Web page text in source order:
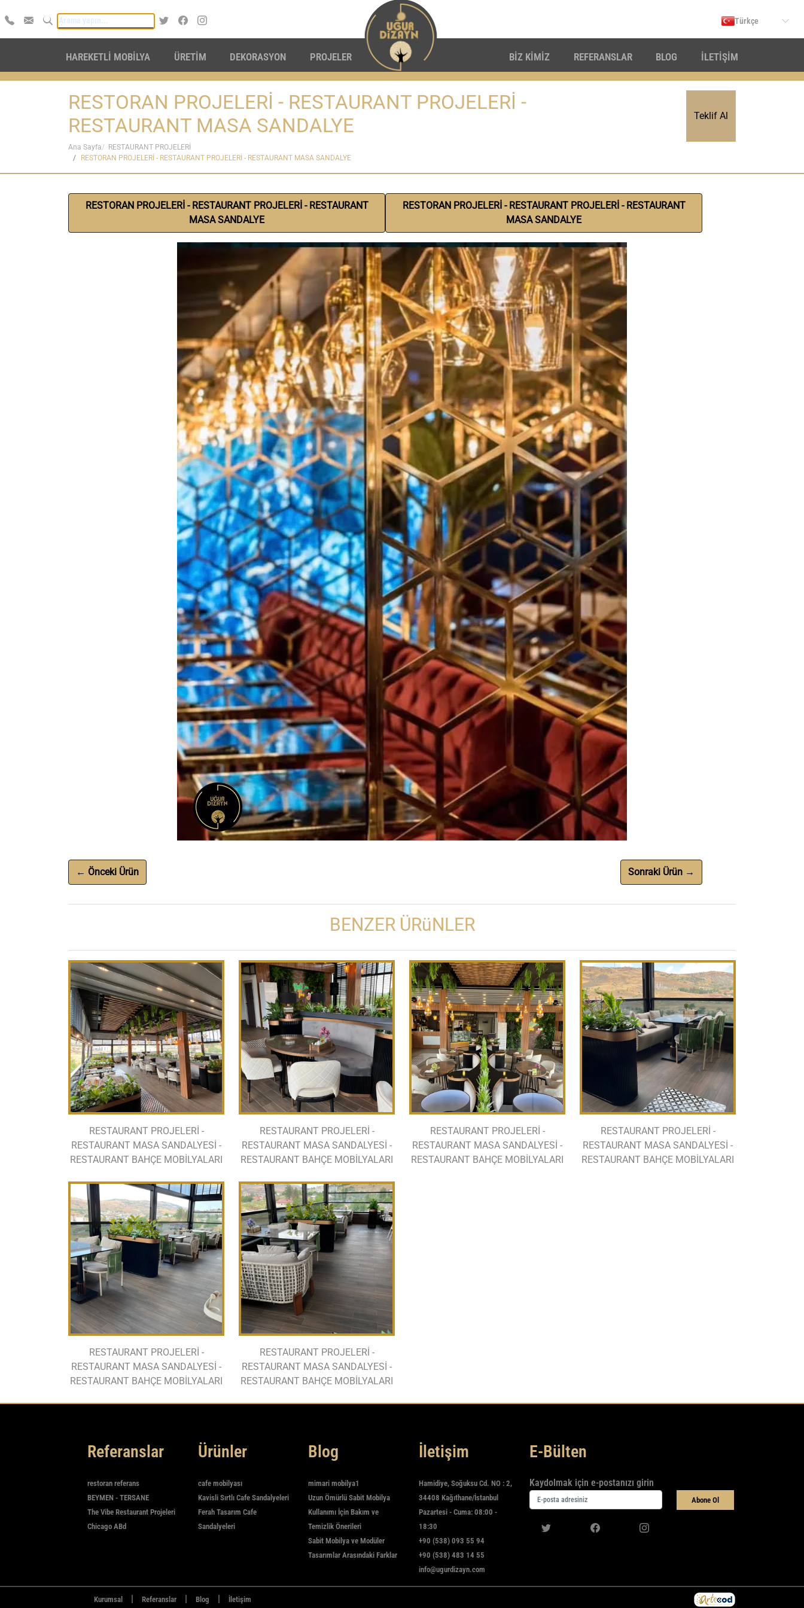
Türkçe
HAREKETLİ MOBİLYA ÜRETİM DEKORASYON PROJELER BİZ KİMİZ REFERANSLAR BLOG İLETİŞİM
RESTORAN PROJELERİ - RESTAURANT PROJELERİ -
RESTAURANT MASA SANDALYE
Teklif Al
Ana Sayfa
RESTAURANT PROJELERİ
RESTORAN PROJELERİ - RESTAURANT PROJELERİ - RESTAURANT MASA SANDALYE
RESTORAN PROJELERİ - RESTAURANT PROJELERİ - RESTAURANT
MASA SANDALYE
RESTORAN PROJELERİ - RESTAURANT PROJELERİ - RESTAURANT
MASA SANDALYE
← Önceki Ürün Sonraki Ürün →
BENZER ÜRüNLER
RESTAURANT PROJELERİ -
RESTAURANT MASA SANDALYESİ -
RESTAURANT BAHÇE MOBİLYALARI
RESTAURANT PROJELERİ -
RESTAURANT MASA SANDALYESİ -
RESTAURANT BAHÇE MOBİLYALARI
RESTAURANT PROJELERİ -
RESTAURANT MASA SANDALYESİ -
RESTAURANT BAHÇE MOBİLYALARI
RESTAURANT PROJELERİ -
RESTAURANT MASA SANDALYESİ -
RESTAURANT BAHÇE MOBİLYALARI
RESTAURANT PROJELERİ -
RESTAURANT MASA SANDALYESİ -
RESTAURANT BAHÇE MOBİLYALARI
RESTAURANT PROJELERİ -
RESTAURANT MASA SANDALYESİ -
RESTAURANT BAHÇE MOBİLYALARI
Referanslar
restoran referans
BEYMEN - TERSANE
The Vibe Restaurant Projeleri
Chicago ABd
Ürünler
cafe mobilyası
Kavisli Sırtlı Cafe Sandalyeleri
Ferah Tasarım Cafe
Sandalyeleri
Blog
mimari mobilya1
Uzun Ömürlü Sabit Mobilya
Kullanımı İçin Bakım ve
Temizlik Önerileri
Sabit Mobilya ve Modüler
Tasarımlar Arasındaki Farklar
İletişim
Hamidiye, Soğuksu Cd. NO : 2,
34408 Kağıthane/İstanbul
Pazartesi - Cuma: 08:00 -
18:30
+90 (538) 093 55 94
+90 (538) 483 14 55
info@ugurdizayn.com
E-Bülten
Kaydolmak için e-postanızı girin
Abone Ol
Kurumsal | Referanslar | Blog | İletişim